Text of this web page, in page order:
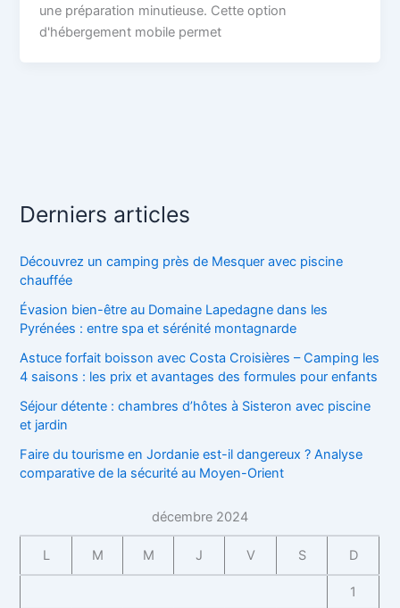
une préparation minutieuse. Cette option
d'hébergement mobile permet
Derniers articles
Découvrez un camping près de Mesquer avec piscine
chauffée
Évasion bien-être au Domaine Lapedagne dans les
Pyrénées : entre spa et sérénité montagnarde
Astuce forfait boisson avec Costa Croisières – Camping les
4 saisons : les prix et avantages des formules pour enfants
Séjour détente : chambres d’hôtes à Sisteron avec piscine
et jardin
Faire du tourisme en Jordanie est-il dangereux ? Analyse
comparative de la sécurité au Moyen-Orient
décembre 2024
L M M J V S D
1